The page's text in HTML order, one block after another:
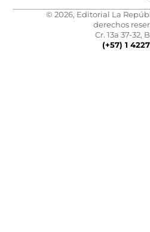
© 2026, Editorial La
derechos
Cr. 13a 37-32,
(+57) 1